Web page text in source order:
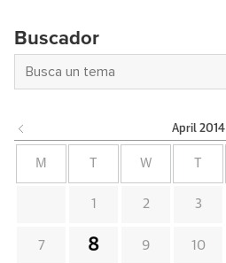
Buscador
April 2014
M W
1 2 3
7 8 9 10